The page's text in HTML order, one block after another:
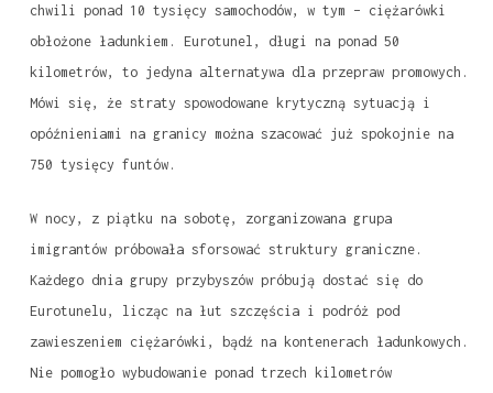
chwili ponad 10 tysięcy samochodów, w tym – ciężarówki
obłożone ładunkiem. Eurotunel, długi na ponad 50
kilometrów, to jedyna alternatywa dla przepraw promowych.
Mówi się, że straty spowodowane krytyczną sytuacją i
opóźnieniami na granicy można szacować już spokojnie na
750 tysięcy funtów.
W nocy, z piątku na sobotę, zorganizowana grupa
imigrantów próbowała sforsować struktury graniczne.
Każdego dnia grupy przybyszów próbują dostać się do
Eurotunelu, licząc na łut szczęścia i podróż pod
zawieszeniem ciężarówki, bądź na kontenerach ładunkowych.
Nie pomogło wybudowanie ponad trzech kilometrów